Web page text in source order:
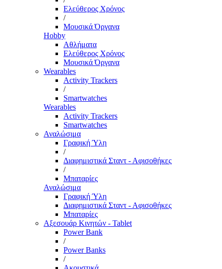
Ελεύθερος Χρόνος
/
Μουσικά Όργανα
Hobby
Αθλήματα
Ελεύθερος Χρόνος
Μουσικά Όργανα
Wearables
Activity Trackers
/
Smartwatches
Wearables
Activity Trackers
Smartwatches
Αναλώσιμα
Γραφική Ύλη
/
Διαφημιστικά Σταντ - Αφισοθήκες
/
Μπαταρίες
Αναλώσιμα
Γραφική Ύλη
Διαφημιστικά Σταντ - Αφισοθήκες
Μπαταρίες
Αξεσουάρ Κινητών - Tablet
Power Bank
/
Power Banks
/